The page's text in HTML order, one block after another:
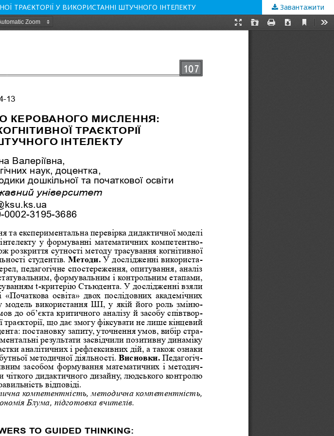
ТРАЄКТОРІЇ У ВИКОРИСТАННІ ШТУЧНОГО ІНТЕЛЕКТУ Завантажити